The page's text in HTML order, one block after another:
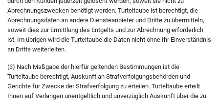
Abrechnungszwecken benötigt werden. Turteltaube ist berechtigt, die
Abrechnungsdaten an andere Diensteanbieter und Dritte zu übermitteln,
soweit dies zur Ermittlung des Entgelts und zur Abrechnung erforderlich
ist. Im übrigen wird die Turteltaube die Daten nicht ohne Ihr Einverständnis
an Dritte weiterleiten.
(3) Nach Maßgabe der hierfür geltenden Bestimmungen ist die
Turteltaube berechtigt, Auskunft an Strafverfolgungsbehörden und
Gerichte für Zwecke der Strafverfolgung zu erteilen. Turteltaube erteilt
Ihnen auf Verlangen unentgeltlich und unverzüglich Auskunft über die zu